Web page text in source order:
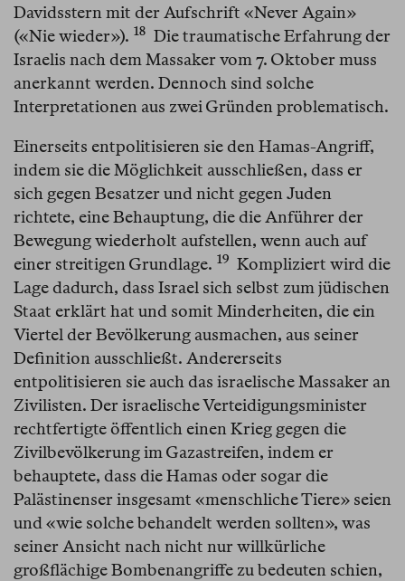
Davidsstern mit der Aufschrift «Never Again»
(«Nie wieder»).⁠ 18 Die traumatische Erfahrung der
Israelis nach dem Massaker vom 7. Oktober muss
anerkannt werden. Dennoch sind solche
Interpretationen aus zwei Gründen problematisch.
Einerseits entpolitisieren sie den Hamas-Angriff,
indem sie die Möglichkeit ausschließen, dass er
sich gegen Besatzer und nicht gegen Juden
richtete, eine Behauptung, die die Anführer der
Bewegung wiederholt aufstellen, wenn auch auf
einer streitigen Grundlage.⁠ 19 Kompliziert wird die
Lage dadurch, dass Israel sich selbst zum jüdischen
Staat erklärt hat und somit Minderheiten, die ein
Viertel der Bevölkerung ausmachen, aus seiner
Definition ausschließt. Andererseits
entpolitisieren sie auch das israelische Massaker an
Zivilisten. Der israelische Verteidigungsminister
rechtfertigte öffentlich einen Krieg gegen die
Zivilbevölkerung im Gazastreifen, indem er
behauptete, dass die Hamas oder sogar die
Palästinenser insgesamt «menschliche Tiere» seien
und «wie solche behandelt werden sollten», was
seiner Ansicht nach nicht nur willkürliche
großflächige Bombenangriffe zu bedeuten schien,